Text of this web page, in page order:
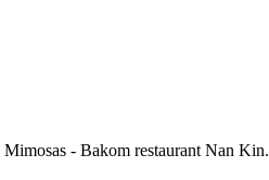
- Bakom restaurant Nan Kin.